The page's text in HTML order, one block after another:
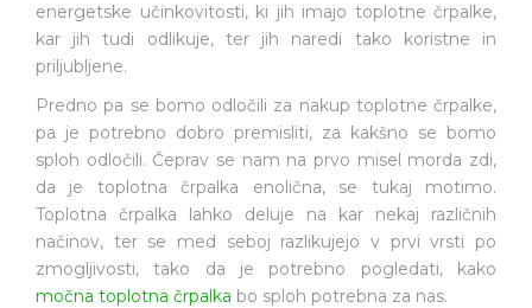
energetske učinkovitosti, ki jih imajo toplotne črpalke,
kar jih tudi odlikuje, ter jih naredi tako koristne in
priljubljene.
Predno pa se bomo odločili za nakup toplotne črpalke,
pa je potrebno dobro premisliti, za kakšno se bomo
sploh odločili. Čeprav se nam na prvo misel morda zdi,
da je toplotna črpalka enolična, se tukaj motimo.
Toplotna črpalka lahko deluje na kar nekaj različnih
načinov, ter se med seboj razlikujejo v prvi vrsti po
zmogljivosti, tako da je potrebno pogledati, kako
močna toplotna črpalka bo sploh potrebna za nas.